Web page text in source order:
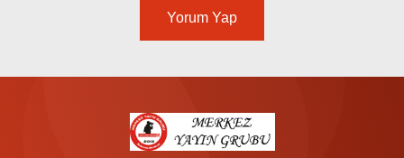
Yorum Yap